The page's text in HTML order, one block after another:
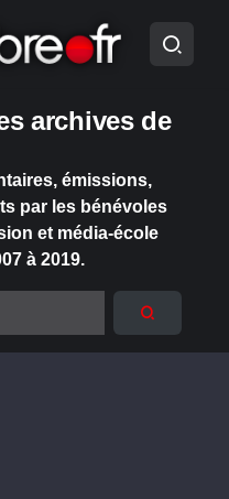
archives de
émissions,
par les bénévoles
et média-école
à 2019.